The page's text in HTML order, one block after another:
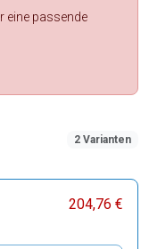
eine passende
2 Varianten
204,76 €